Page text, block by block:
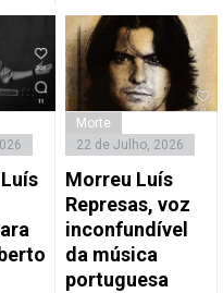
Morte
22 de Julho, 2026
Morreu Luís
Represas, voz
inconfundível
da música
portuguesa